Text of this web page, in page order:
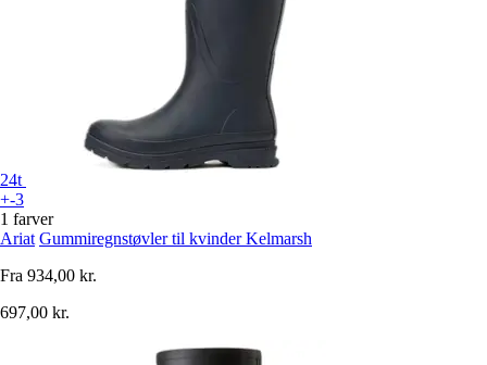
24t
+-3
1 farver
Ariat Gummiregnstøvler til kvinder Kelmarsh
Fra 934,00 kr.
697,00 kr.